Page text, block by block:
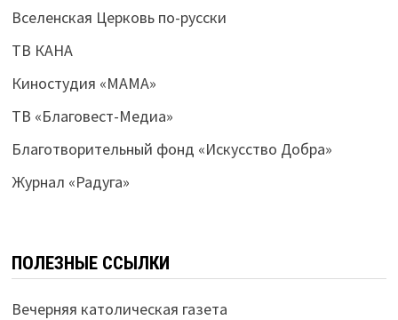
Вселенская Церковь по-русски
ТВ КАНА
Киностудия «МАМА»
ТВ «Благовест-Медиа»
Благотворительный фонд «Искусство Добра»
Журнал «Радуга»
ПОЛЕЗНЫЕ ССЫЛКИ
Вечерняя католическая газета